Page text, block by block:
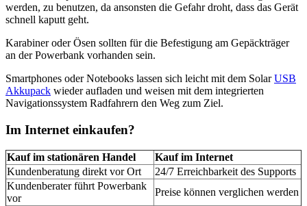
werden, zu benutzen, da ansonsten die Gefahr droht, dass das Gerät
schnell kaputt geht.
Karabiner oder Ösen sollten für die Befestigung am Gepäckträger
an der Powerbank vorhanden sein.
Smartphones oder Notebooks lassen sich leicht mit dem SolarUSB
Akkupack wieder aufladen und weisen mit dem integrierten
Navigationssystem Radfahrern den Weg zum Ziel.
Im Internet einkaufen?
Kauf im stationären Handel
Kauf im Internet
Kundenberatung direkt vor Ort
24/7 Erreichbarkeit des Supports
Kundenberater führt Powerbank
vor
Preise können verglichen werden